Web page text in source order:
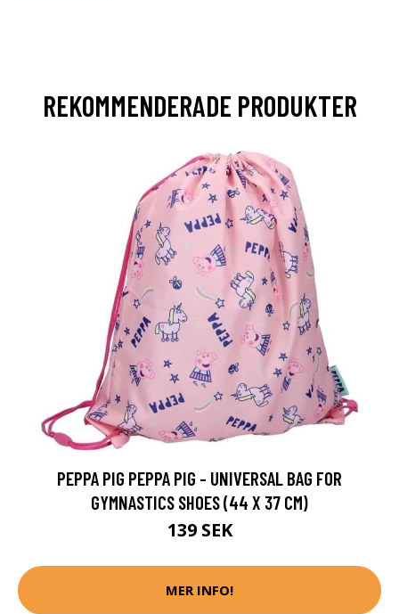
REKOMMENDERADE PRODUKTER
PEPPA PIG PEPPA PIG - UNIVERSAL BAG FOR
GYMNASTICS SHOES (44 X 37 CM)
139 SEK
MER INFO!